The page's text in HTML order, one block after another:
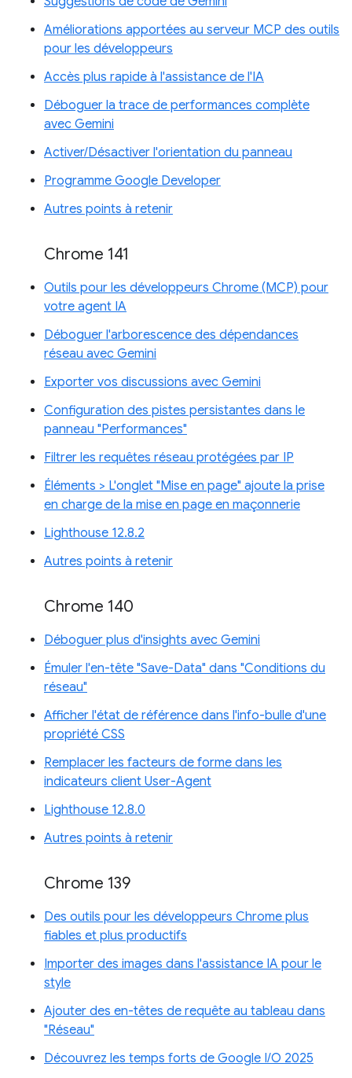
Améliorations apportées au serveur MCP des outils
pour les développeurs
Accès plus rapide à l'assistance de l'IA
Déboguer la trace de performances complète
avec Gemini
Activer/Désactiver l'orientation du panneau
Programme Google Developer
Autres points à retenir
Chrome 141
Outils pour les développeurs Chrome (MCP) pour
votre agent IA
Déboguer l'arborescence des dépendances
réseau avec Gemini
Exporter vos discussions avec Gemini
Configuration des pistes persistantes dans le
panneau "Performances"
Filtrer les requêtes réseau protégées par IP
Éléments > L'onglet "Mise en page" ajoute la prise
en charge de la mise en page en maçonnerie
Lighthouse 12.8.2
Autres points à retenir
Chrome 140
Déboguer plus d'insights avec Gemini
Émuler l'en-tête "Save-Data" dans "Conditions du
réseau"
Afficher l'état de référence dans l'info-bulle d'une
propriété CSS
Remplacer les facteurs de forme dans les
indicateurs client User-Agent
Lighthouse 12.8.0
Autres points à retenir
Chrome 139
Des outils pour les développeurs Chrome plus
fiables et plus productifs
Importer des images dans l'assistance IA pour le
style
Ajouter des en-têtes de requête au tableau dans
"Réseau"
Découvrez les temps forts de Google I/O 2025